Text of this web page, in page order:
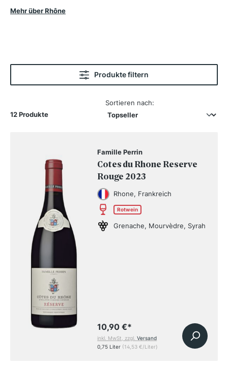
weltweit geschätzt. Zu den wichtigsten Rebsorten
Mehr über Rhône
Produkte filtern
12 Produkte
Sortieren nach:
Famille Perrin
Cotes du Rhone Reserve
Rouge 2023
Rhone, Frankreich
Rotwein
Grenache, Mourvèdre, Syrah
10,90 €*
inkl. MwSt, zzgl.Versand
0,75 Liter (14,53 €/Liter)